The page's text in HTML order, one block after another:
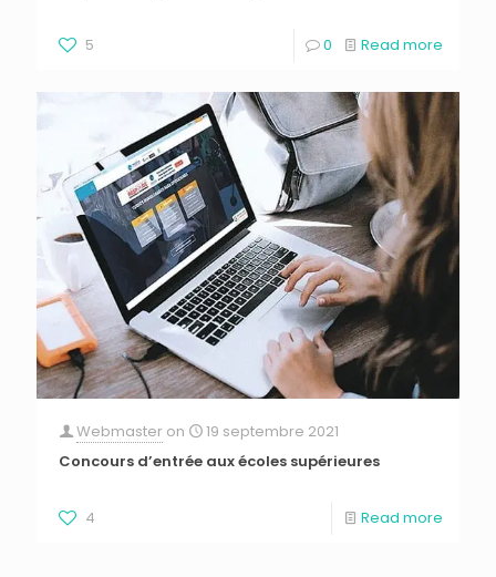
5 0 Read more
Webmaster on
19 septembre 2021
Concours d’entrée aux écoles supérieures
4 Read more